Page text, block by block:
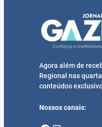
Agora além de
Regional nas
conteúdos
Nossos canais: